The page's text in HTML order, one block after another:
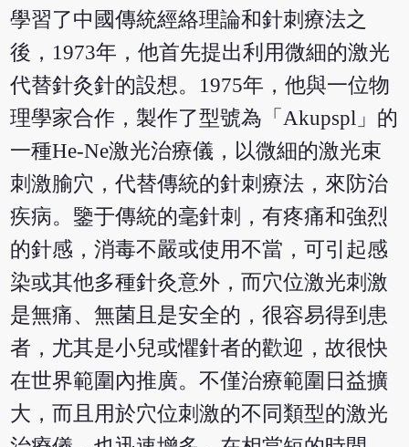
學習了中國傳統經絡理論和針刺療法之
後，1973年，他首先提出利用微細的激光
代替針灸針的設想。1975年，他與一位物
理學家合作，製作了型號為「Akupspl」的
一種He-Ne激光治療儀，以微細的激光束
刺激腧穴，代替傳統的針刺療法，來防治
疾病。鑒于傳統的毫針刺，有疼痛和強烈
的針感，消毒不嚴或使用不當，可引起感
染或其他多種針灸意外，而穴位激光刺激
是無痛、無菌且是安全的，很容易得到患
者，尤其是小兒或懼針者的歡迎，故很快
在世界範圍內推廣。不僅治療範圍日益擴
大，而且用於穴位刺激的不同類型的激光